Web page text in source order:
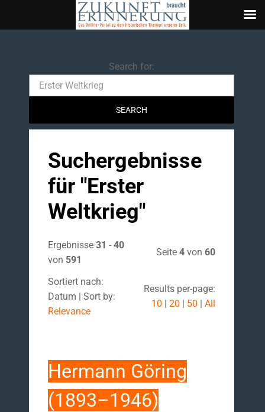
Search for:Search
Suchergebnisse
für "Erster
Weltkrieg"
Ergebnisse 31 - 40
von 591
Seite 4von 60
Sortiert nach:
Datum | Sort by:
Relevance
Results per-page:
10 | 20 | 50 | All
Hermann Göring
(1893–1946)